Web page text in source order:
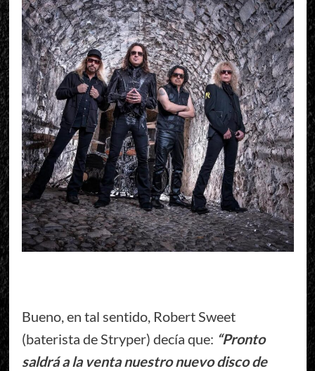
Bueno, en tal sentido, Robert Sweet
(baterista de Stryper) decía que: “Pronto
saldrá a la venta nuestro nuevo disco de